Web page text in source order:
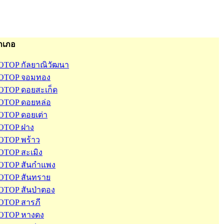
ภอ
กัลยาณิวัฒนา
จอมทอง
ดอยสะเก็ด
ดอยหล่อ
ดอยเต่า
ฝาง
พร้าว
สะเมิง
สันกำแพง
สันทราย
สันป่าตอง
สารภี
หางดง